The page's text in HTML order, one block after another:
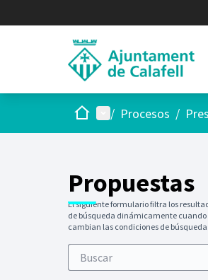
InicioMenú principal
/ Procesos /
Propuestas
El siguiente formulario filtra los
de búsqueda dinámicamente cuando
cambian las condiciones de búsqueda.